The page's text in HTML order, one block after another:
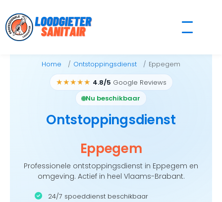
to
content
Home Ontstoppingsdienst Eppegem
★★★★★ 4.8/5 Google Reviews
Nu beschikbaar
Ontstoppingsdienst
Eppegem
Professionele ontstoppingsdienst in Eppegem en
omgeving. Actief in heel Vlaams-Brabant.
24/7 spoeddienst beschikbaar